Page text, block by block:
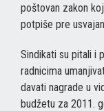
poštovan zakon
potpiše pre
Sindikati su pitali i
radnicima
davati nagrade u
budžetu za 2011.